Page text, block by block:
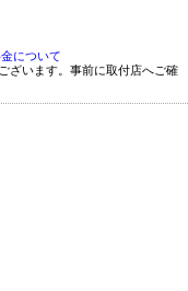
について
ざいます。事前に取付店へご確